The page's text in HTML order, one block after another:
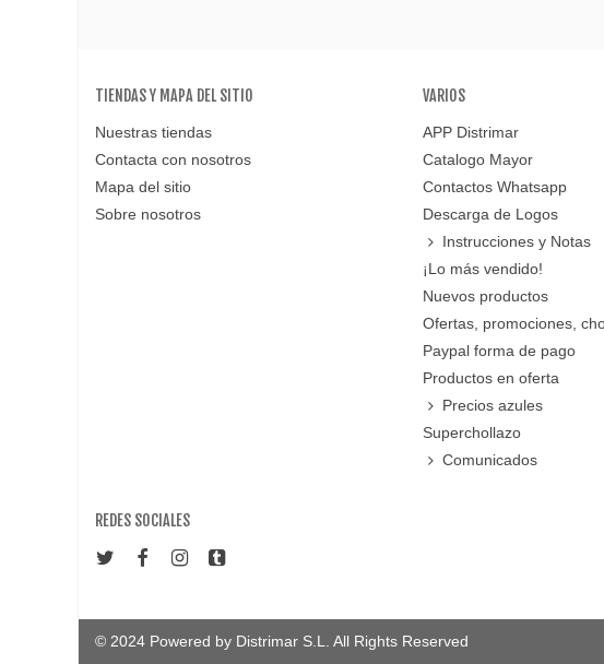
TIENDAS Y MAPA DEL SITIO
Nuestras tiendas
Contacta con nosotros
Mapa del sitio
Sobre nosotros
VARIOS
APP Distrimar
Catalogo Mayor
Contactos Whatsapp
Descarga de Logos
Instrucciones y Notas
¡Lo más vendido!
Nuevos productos
Ofertas, promociones,
Paypal forma de pago
Productos en oferta
Precios azules
Superchollazo
Comunicados
REDES SOCIALES
© 2024 Powered by Distrimar S.L. All Rights Reserved